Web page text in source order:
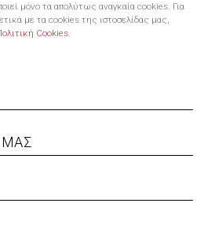
μόνο τα απολύτως αναγκαία cookies. Για
με τα cookies της ιστοσελίδας μας,
Cookies.
ΜΑΣ